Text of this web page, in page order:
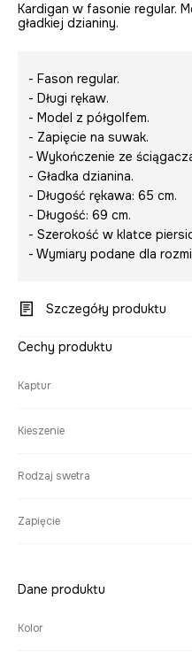
Kardigan w fasonie regular.
gładkiej dzianiny.
- Fason regular.
- Długi rękaw.
- Model z półgolfem.
- Zapięcie na suwak.
- Wykończenie ze
- Gładka dzianina.
- Długość rękawa: 65 cm.
- Długość: 69 cm.
- Szerokość w klatce
- Wymiary podane dla
Szczegóły produktu
Cechy produktu
Kaptur
Kieszenie
Rodzaj swetra
Zapięcie
Dane produktu
Kolor